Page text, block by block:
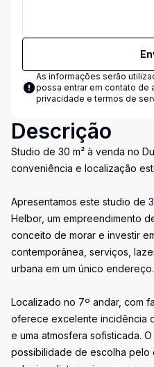
As informações serão
possa entrar em contato de
privacidade e termos de
Descrição
Studio de 30 m² à venda no
conveniência e localização
Apresentamos este studio de
Helbor, um empreendimento
conceito de morar e investir
contemporânea, serviços,
urbana em um único endereço.
Localizado no 7º andar, com
oferece excelente incidência
e uma atmosfera sofisticada.
possibilidade de escolha